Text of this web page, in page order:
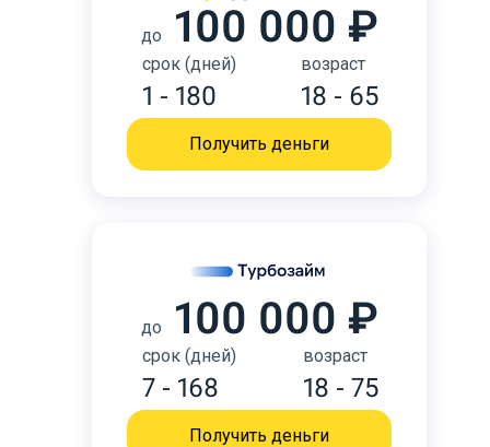
до 100 000 ₽
срок (дней)
1 - 180
возраст
18 - 65
Получить деньги
до 100 000 ₽
срок (дней)
7 - 168
возраст
18 - 75
Получить деньги